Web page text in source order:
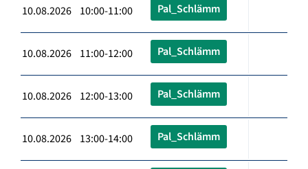
10.08.2026 10:00-11:00 Pal_Schlämm
10.08.2026 11:00-12:00 Pal_Schlämm
10.08.2026 12:00-13:00 Pal_Schlämm
10.08.2026 13:00-14:00 Pal_Schlämm